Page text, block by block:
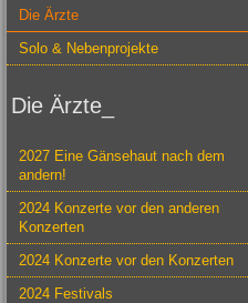
Die Ärzte
Solo & Nebenprojekte
Die Ärzte_
2027 Eine Gänsehaut nach dem
andern!
2024 Konzerte vor den anderen
Konzerten
2024 Konzerte vor den Konzerten
2024 Festivals